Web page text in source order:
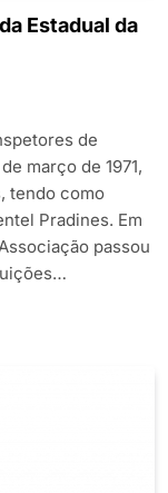
Estadual da
de
março de 1971,
tendo como
Pradines. Em
passou